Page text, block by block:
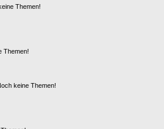
Themen!
Themen!
keine Themen!